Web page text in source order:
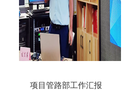
项目管路部工作汇报